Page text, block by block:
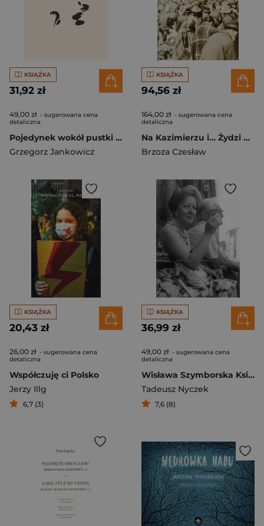
KSIĄŻKA
31,92 zł
49,00 zł - sugerowana cena
detaliczna
Pojedynek wokół pustki Eseje
Grzegorz Jankowicz
KSIĄŻKA
94,56 zł
164,00 zł - sugerowana cena
detaliczna
Na Kazimierzu i… Żydzi Krakowa Międzywojennego. Kalendarium
Brzoza Czesław
KSIĄŻKA
20,43 zł
26,00 zł - sugerowana cena
detaliczna
Współczuję ci Polsko
Jerzy Illg
6,7 (3)
KSIĄŻKA
36,99 zł
49,00 zł - sugerowana cena
detaliczna
Wisława Szymborska Książka do pisania
Tadeusz Nyczek
7,6 (8)